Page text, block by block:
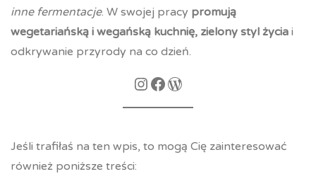
inne fermentacje. W swojej pracy promują
wegetariańską i wegańską kuchnię, zielony styl życia i
odkrywanie przyrody na co dzień.
Jeśli trafiłaś na ten wpis, to mogą Cię zainteresować
również poniższe treści: